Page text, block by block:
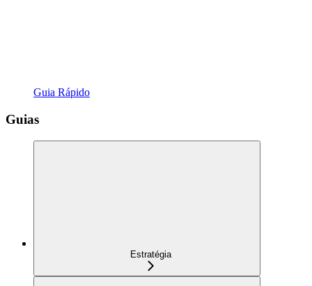
Guia Rápido
Guias
Estratégia